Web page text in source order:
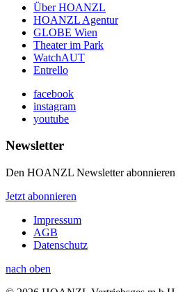
Über HOANZL
HOANZL Agentur
GLOBE Wien
Theater im Park
WatchAUT
Entrello
facebook
instagram
youtube
Newsletter
Den HOANZL Newsletter abonnieren
Jetzt abonnieren
Impressum
AGB
Datenschutz
nach oben